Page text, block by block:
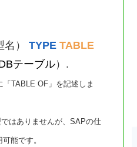
名）TYPE TABLE
テーブル）.
TABLE OF」を記述しま
はありませんが、SAPの仕
能です。